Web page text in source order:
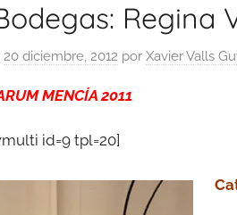
Regina
20 diciembre, 2012 por Xavier Valls
MENCÍA 2011
id=9 tpl=20]